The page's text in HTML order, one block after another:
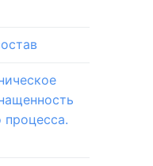
процесса.